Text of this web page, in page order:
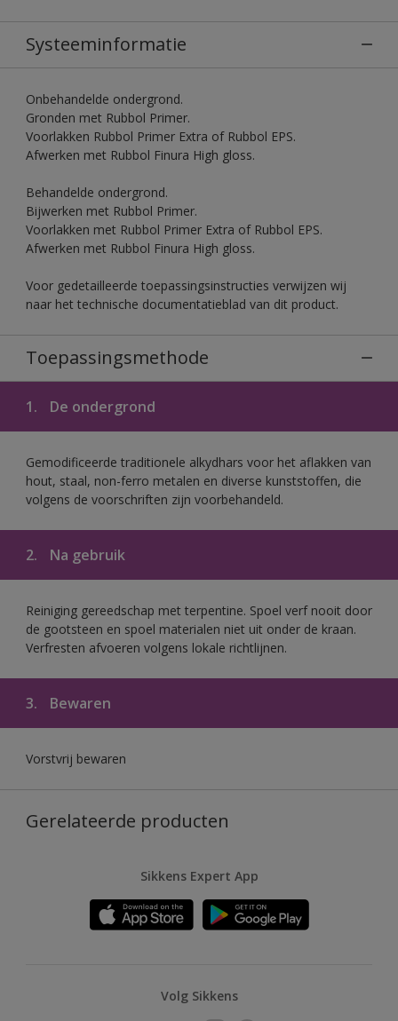
Systeeminformatie
Onbehandelde ondergrond.
Gronden met Rubbol Primer.
Voorlakken Rubbol Primer Extra of Rubbol EPS.
Afwerken met Rubbol Finura High gloss.
Behandelde ondergrond.
Bijwerken met Rubbol Primer.
Voorlakken met Rubbol Primer Extra of Rubbol EPS.
Afwerken met Rubbol Finura High gloss.
Voor gedetailleerde toepassingsinstructies verwijzen wij
naar het technische documentatieblad van dit product.
Toepassingsmethode
1. De ondergrond
Gemodificeerde traditionele alkydhars voor het aflakken van
hout, staal, non-ferro metalen en diverse kunststoffen, die
volgens de voorschriften zijn voorbehandeld.
2. Na gebruik
Reiniging gereedschap met terpentine. Spoel verf nooit door
de gootsteen en spoel materialen niet uit onder de kraan.
Verfresten afvoeren volgens lokale richtlijnen.
3. Bewaren
Vorstvrij bewaren
Gerelateerde producten
Sikkens Expert App
Volg Sikkens